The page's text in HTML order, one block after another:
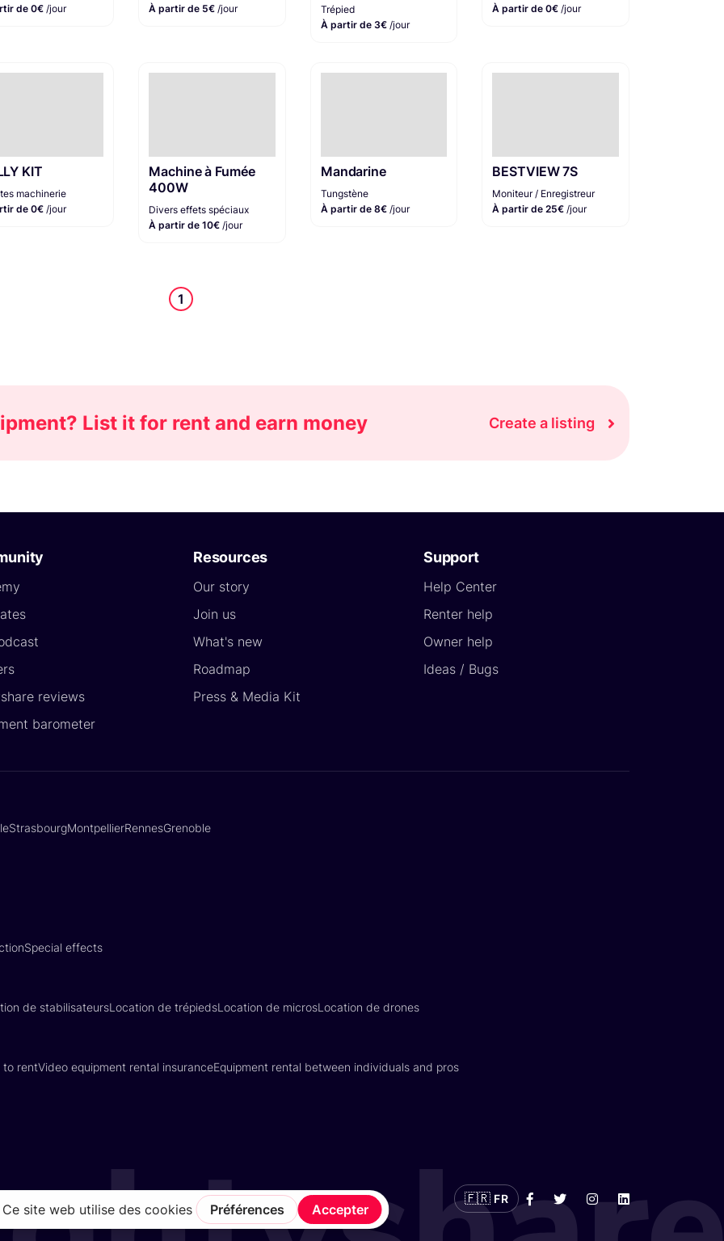
de 0€ /jour
À partir de 5€ /jour
Trépied
À partir de 3€ /jour
À partir de 0€ /jour
KIT
machinerie
de 0€ /jour
Machine à Fumée
400W
Divers effets spéciaux
À partir de 10€/jour
Mandarine
Tungstène
À partir de 8€ /jour
BESTVIEW 7S
Moniteur / Enregistreur
À partir de 25€/jour
1
List it for rent and earn money Create a listing
reviews
barometer
Resources
Our story
Join us
What's new
Roadmap
Press & Media Kit
Support
Help Center
Renter help
Owner help
Ideas / Bugs
StrasbourgMontpellierRennesGrenoble
Special effects
de stabilisateursLocation de trépiedsLocation de microsLocation de drones
to rentVideo equipment rental insuranceEquipment rental between individuals and pros
Privacy Policy Insurance 🇫🇷 FR